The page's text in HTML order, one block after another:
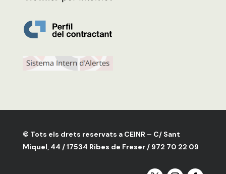
© Tots els drets reservats a CEINR – C/ Sant
Miquel, 44 / 17534 Ribes de Freser / 972 70 22 09